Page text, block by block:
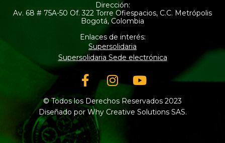
Dirección:
Av. 68 # 75A-50 Of. 322 Torre Ofiespacios, C.C. Metrópolis
Bogotá, Colombia
Enlaces de interés:
Supersolidaria
Supersolidaria Sede electrónica
Facebook-
f
Instagram
Youtube
© Todos los Derechos Reservados 2023
Diseñado por Why Creative Solutions SAS.